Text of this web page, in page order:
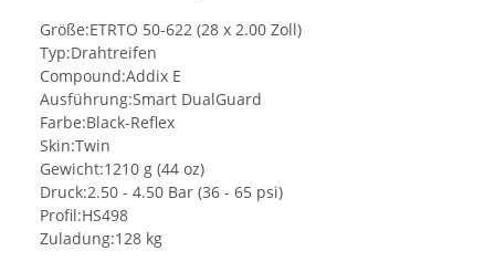
Größe:ETRTO 50-622 (28 x 2.00 Zoll)
Typ:Drahtreifen
Compound:Addix E
Ausführung:Smart DualGuard
Farbe:Black-Reflex
Skin:Twin
Gewicht:1210 g (44 oz)
Druck:2.50 - 4.50 Bar (36 - 65 psi)
Profil:HS498
Zuladung:128 kg